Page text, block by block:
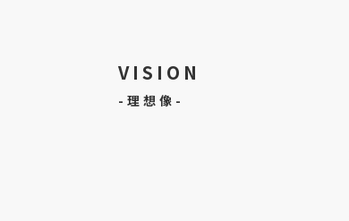
VISION
-理想像-